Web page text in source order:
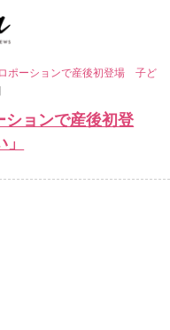
ポーションで産後初登場 子ど
ションで産後初登